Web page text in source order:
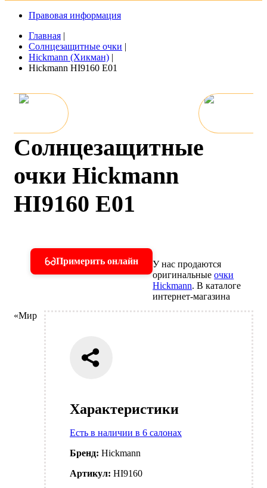
Правовая информация
Главная |
Солнцезащитные очки |
Hickmann (Хикман) |
Hickmann HI9160 E01
Солнцезащитные
очки Hickmann
HI9160 E01
Примерить онлайн
Характеристики
Есть в наличии в 6 салонах
Бренд: Hickmann
Артикул: HI9160
У нас продаются
оригинальныеочки
Hickmann. В каталоге
интернет-магазина
«Мир